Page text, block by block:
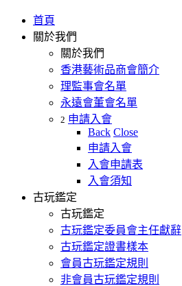
首頁
關於我們
關於我們
香港藝術品商會簡介
理監事會名單
永遠會董會名單
2 申請入會
Back Close
申請入會
入會申請表
入會須知
古玩鑑定
古玩鑑定
古玩鑑定委員會主任獻辭
古玩鑑定證書樣本
會員古玩鑑定規則
非會員古玩鑑定規則